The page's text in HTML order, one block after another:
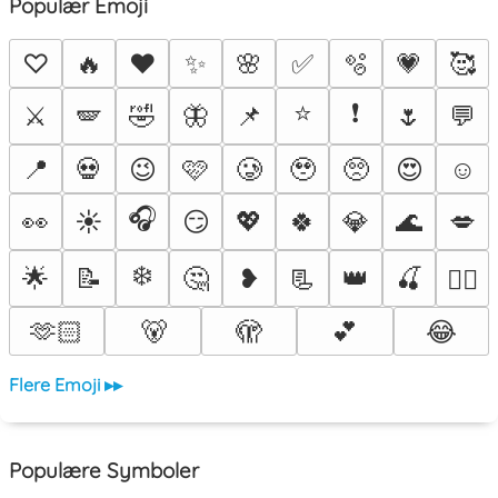
♡ 🔥 ❤️ ✨ 🌸 ✅ 🫧 💗
🥰
⚔️
🪽 🤣 🦋 📌 ⭐ ❗ 🌷
💬
📍
💀 😉 🩷 🥲 🥹 🥺 😍
☺️
👀
☀️ 🎧 😏 💖 🍀 💎 🌊
💋
🌟
📝 ❄️ 🤔 ❥ 📃 👑 🍒
❤️‍🔥
🫶🏻
🐻 🫣 💕 😂
Flere Emoji ▸▸
Populære Symboler